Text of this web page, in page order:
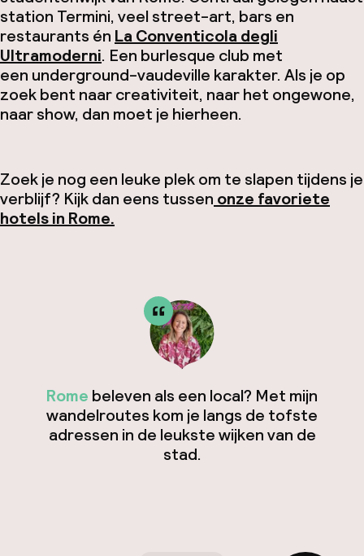
station Termini, veel street-art, bars en
restaurants én La Conventicola degli
Ultramoderni. Een burlesque club met
een underground-vaudeville karakter. Als je op
zoek bent naar creativiteit, naar het ongewone,
naar show, dan moet je hierheen.
Zoek je nog een leuke plek om te slapen tijdens je
verblijf? Kijk dan eens tussen onze favoriete
hotels in Rome.
Rome beleven als een local? Met mijn
wandelroutes kom je langs de tofste
adressen in de leukste wijken van de
stad.